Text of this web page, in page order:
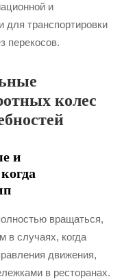
и
транспортировки
перекосов.
колес
и
вращаться,
в случаях, когда
движения,
в ресторанах.